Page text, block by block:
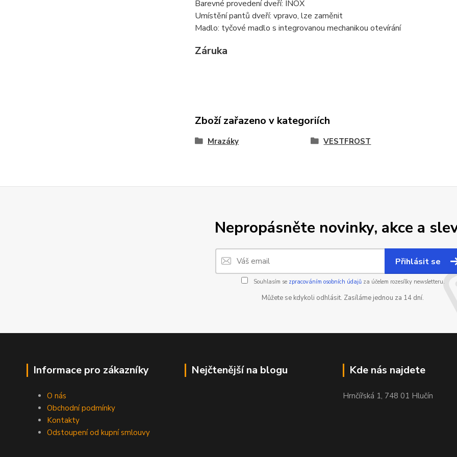
Barevné provedení dveří: INOX
Umístění pantů dveří: vpravo, lze zaměnit
Madlo: tyčové madlo s integrovanou mechanikou otevírání
Záruka
Zboží zařazeno v kategoriích
Mrazáky VESTFROST
Nepropásněte novinky, akce a
Přihlásit se
Souhlasím se zpracováním osobních údajůza účelem rozesílky newsletteru.
Můžete se kdykoli odhlásit. Zasíláme jednou za 14 dní.
Informace pro zákazníky
O nás
Obchodní podmínky
Kontakty
Odstoupení od kupní smlouvy
Nejčtenější na blogu Kde nás najdete
Hrnčířská 1, 748 01 Hlučín